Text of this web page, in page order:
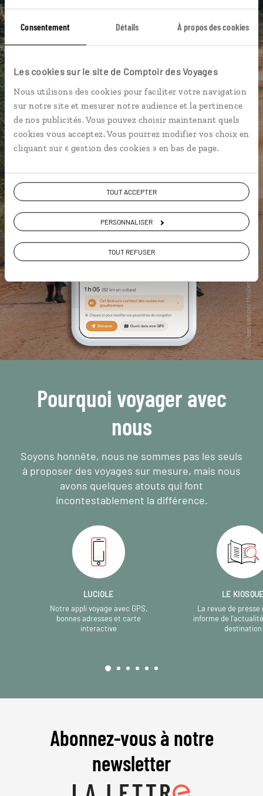
Consentement Détails À propos des cookies
Les cookies sur le site de Comptoir des Voyages
Nous utilisons des cookies pour faciliter votre navigation
sur notre site et mesurer notre audience et la pertinence
de nos publicités. Vous pouvez choisir maintenant quels
cookies vous acceptez. Vous pourrez modifier vos choix en
cliquant sur « gestion des cookies » en bas de page.
TOUT ACCEPTER
PERSONNALISER
TOUT REFUSER
DÉCOUVRIR LUCIOLE
Pourquoi voyager avec
nous
Soyons honnête, nous ne sommes pas les seuls
à proposer des voyages sur mesure, mais nous
avons quelques atouts qui font
incontestablement la différence.
LUCIOLE
Notre appli voyage avec GPS,
bonnes adresses et carte
interactive
LE
La revue de presse
informe de
destination
Abonnez-vous à notre
newsletter